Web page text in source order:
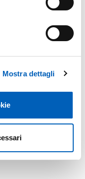
Mostra dettagli